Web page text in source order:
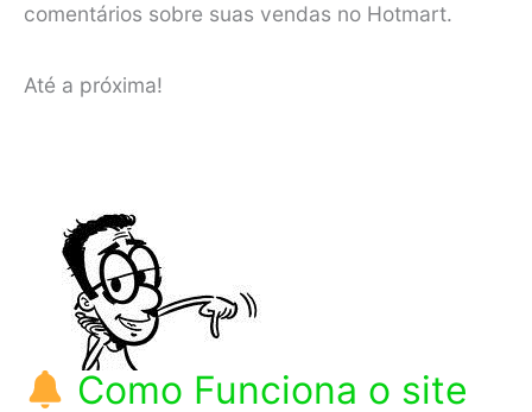
comentários sobre suas vendas no Hotmart.
Até a próxima!
Como Funciona o site